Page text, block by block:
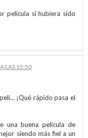
pelicula si hubiera sido
LAS 15:50
¡Qué rápido pasa el
una buena película de
siendo más fiel a un